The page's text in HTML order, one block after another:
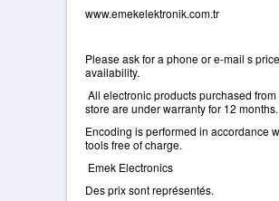
www.emekelektronik.com.tr
Please ask for a phone or e-mail s
availability.
All electronic products purchased from
store are under warranty for 12 months.
Encoding is performed in accordance
tools free of charge.
Emek Electronics
Des prix sont représentés.